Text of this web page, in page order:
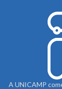
A UNICAMP